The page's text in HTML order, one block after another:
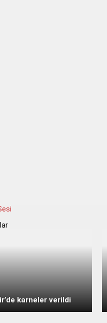
karneler verildi